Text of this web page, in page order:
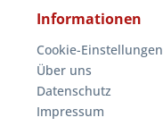
Informationen
Cookie-Einstellungen
Über uns
Datenschutz
Impressum